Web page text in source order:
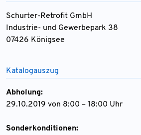
Schurter-Retrofit GmbH
Industrie- und Gewerbepark 38
07426 Königsee
Katalogauszug
Abholung:
29.10.2019 von 8:00 – 18:00 Uhr
Sonderkonditionen: